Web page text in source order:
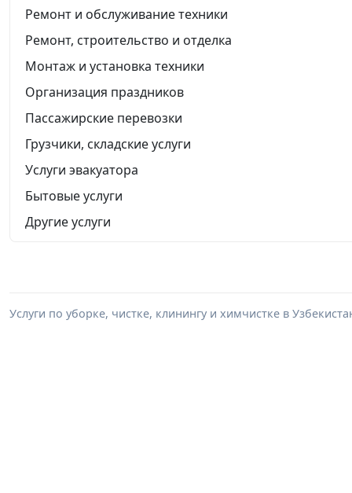
Ремонт и обслуживание техники
Ремонт, строительство и отделка
Монтаж и установка техники
Организация праздников
Пассажирские перевозки
Грузчики, складские услуги
Услуги эвакуатора
Бытовые услуги
Другие услуги
Услуги по уборке, чистке, клинингу и химчистке в